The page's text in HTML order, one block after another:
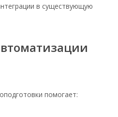
воды
соль 10 кг
для воды
в существующую
помогает: